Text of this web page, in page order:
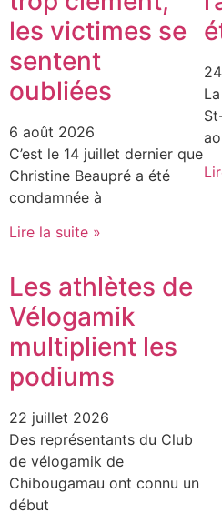
les victimes se
sentent
oubliées
6 août 2026
C’est le 14 juillet dernier que
Christine Beaupré a été
condamnée à
Lire la suite »
Les athlètes de
Vélogamik
multiplient les
podiums
22 juillet 2026
Des représentants du Club
de vélogamik de
Chibougamau ont connu un
début